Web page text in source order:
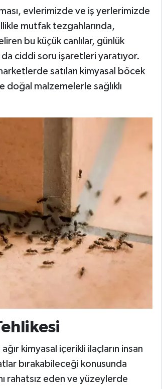
evlerimizde ve iş yerlerimizde
mutfak tezgahlarında,
bu küçük canlılar, günlük
ciddi soru işaretleri yaratıyor.
satılan kimyasal böcek
doğal malzemelerle sağlıklı
kimyasal içerikli ilaçların insan
bırakabileceği konusunda
rahatsız eden ve yüzeylerde